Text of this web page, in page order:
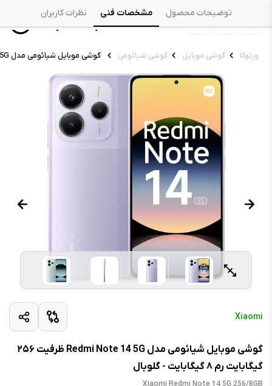
ورتوکا گوشی موبایل گوشی شیائومی گوشی موبایل شیائومی مدل Redmi Note 14 5G ظرفیت ۲۵۶ گیگابایت رم ۸ گیگابایت - گلوبال
Xiaomi
گوشی موبایل شیائومی مدل Redmi Note 14 5G ظرفیت ۲۵۶
گیگابایت رم ۸ گیگابایت - گلوبال
توضیحات محصول مشخصات فنی نظرات کاربران